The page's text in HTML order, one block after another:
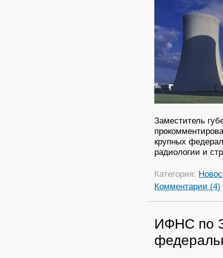
Заместитель
крупных
радиологии и
Категория:
Комментарии (4)
ИФНС по